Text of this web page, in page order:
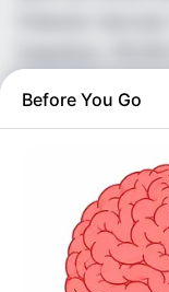
Υποδιεύθυνση
Ιδιοκτησίας της
Before You Go